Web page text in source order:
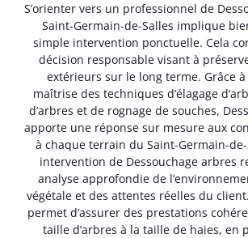
S’orienter vers un professionnel de
Saint-Germain-de-Salles implique
simple intervention ponctuelle. Cela
décision responsable visant à
extérieurs sur le long terme. Grâce
maîtrise des techniques d’élagage
d’arbres et de rognage de souches,
apporte une réponse sur mesure aux
à chaque terrain du Saint-Germain-
intervention de Dessouchage arbres
analyse approfondie de
végétale et des attentes réelles du
permet d’assurer des prestations
taille d’arbres à la taille de haies, en